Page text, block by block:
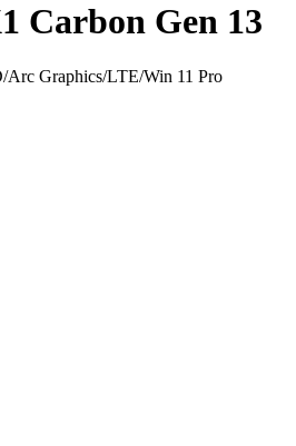
Carbon Gen 13
Graphics/LTE/Win 11 Pro